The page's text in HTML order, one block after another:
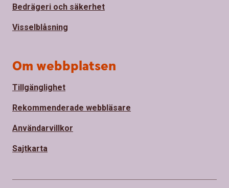
Bedrägeri och säkerhet
Visselblåsning
Om webbplatsen
Tillgänglighet
Rekommenderade webbläsare
Användarvillkor
Sajtkarta